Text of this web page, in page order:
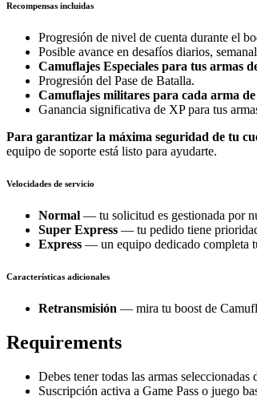
Recompensas incluidas
Progresión de nivel de cuenta durante el
Posible avance en desafíos diarios,
Camuflajes Especiales para tus armas
Progresión del Pase de Batalla.
Camuflajes militares para cada arma
Ganancia significativa de XP para tus
Para garantizar la máxima seguridad de tu
equipo de soporte está listo para ayudarte.
Velocidades de servicio
Normal — tu solicitud es gestionada por
Super Express — tu pedido tiene
Express — un equipo dedicado completa
Características adicionales
Retransmisión — mira tu boost de
Requirements
Debes tener todas las armas seleccionadas
Suscripción activa a Game Pass o juego